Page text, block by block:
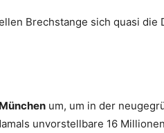
Brechstange sich quasi
um, um in der
unvorstellbare 16